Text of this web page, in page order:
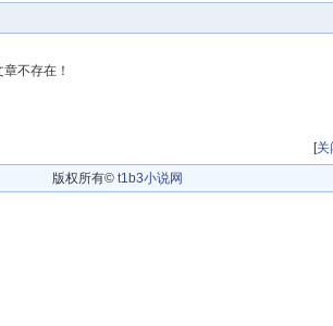
不存在！
[关
版权所有© t1b3小说网